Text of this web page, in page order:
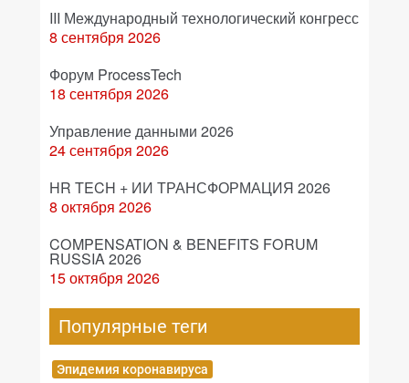
III Международный технологический конгресс
8 сентября 2026
Форум ProcessTech
18 сентября 2026
Управление данными 2026
24 сентября 2026
HR TECH + ИИ ТРАНСФОРМАЦИЯ 2026
8 октября 2026
COMPENSATION & BENEFITS FORUM
RUSSIA 2026
15 октября 2026
Популярные теги
Эпидемия коронавируса